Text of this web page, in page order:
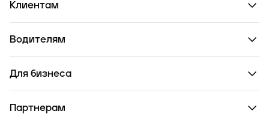
Клиентам
Водителям
Для бизнеса
Партнерам